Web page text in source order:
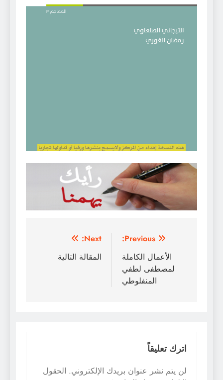
تصفّح
المقالات
Previous:
الأعمال الكاملة
لمصطفى لطفي
المنفلوطي
Next:
المقالة التالية
اترك تعليقاً
لن يتم نشر عنوان بريدك الإلكتروني. الحقول